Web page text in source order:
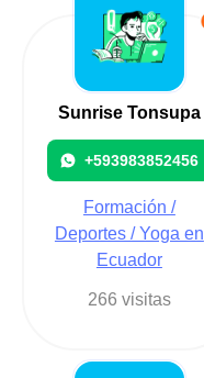
Sunrise Tonsupa
+593983852456
Formación /
Deportes / Yoga en
Ecuador
266 visitas